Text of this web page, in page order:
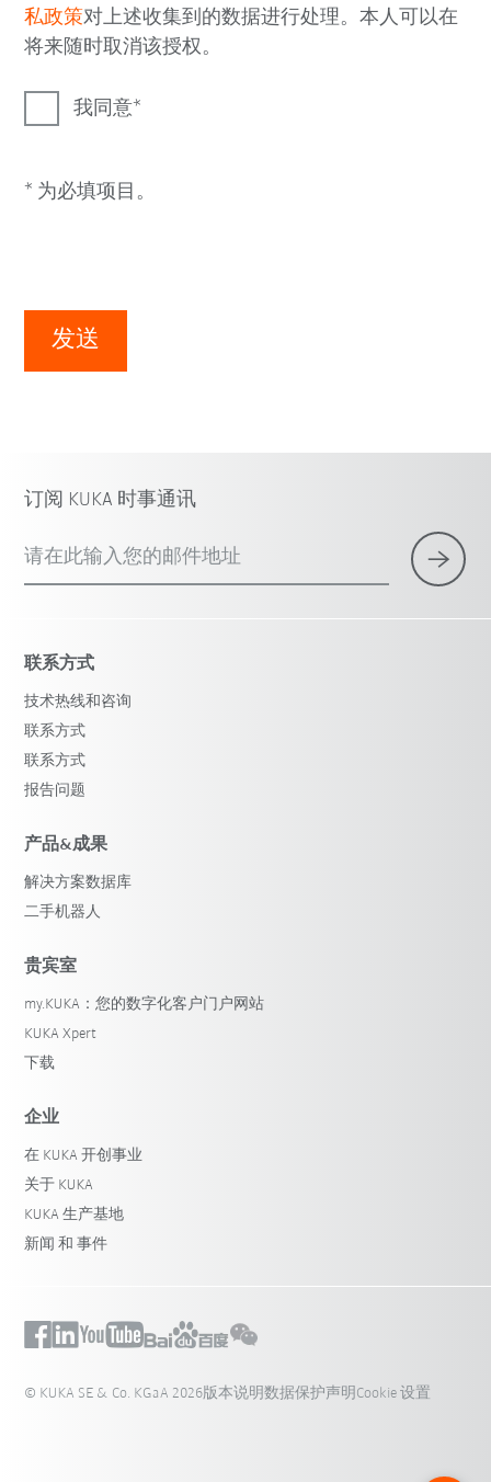
私政策对上述收集到的数据进行处理。本人可以在
将来随时取消该授权。
我同意
* 为必填项目。
发送
订阅 KUKA 时事通讯
请在此输入您的邮件地址
联系方式
技术热线和咨询
联系方式
联系方式
报告问题
产品&成果
解决方案数据库
二手机器人
贵宾室
my.KUKA：您的数字化客户门户网站
KUKA Xpert
下载
企业
在 KUKA 开创事业
关于 KUKA
KUKA 生产基地
新闻 和 事件
© KUKA SE & Co. KGaA 2026版本说明数据保护声明 Cookie 设置